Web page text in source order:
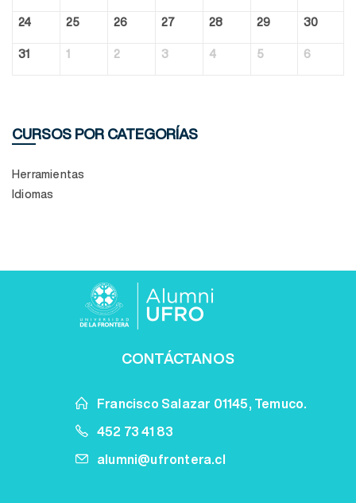
24 25 26 27 28 29 30
31 1 2 3 4 5 6
CURSOS POR CATEGORÍAS
Herramientas
Idiomas
CONTÁCTANOS
Francisco Salazar 01145, Temuco.
452 73 41 83
alumni@ufrontera.cl